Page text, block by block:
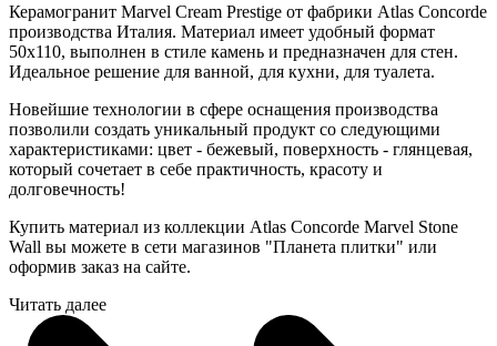
Керамогранит Marvel Cream Prestige от фабрики Atlas Concorde
производства Италия. Материал имеет удобный формат
50x110, выполнен в стиле камень и предназначен для стен.
Идеальное решение для ванной, для кухни, для туалета.
Новейшие технологии в сфере оснащения производства
позволили создать уникальный продукт со следующими
характеристиками: цвет - бежевый, поверхность - глянцевая,
который сочетает в себе практичность, красоту и
долговечность!
Купить материал из коллекции Atlas Concorde Marvel Stone
Wall вы можете в сети магазинов "Планета плитки" или
оформив заказ на сайте.
Читать далее